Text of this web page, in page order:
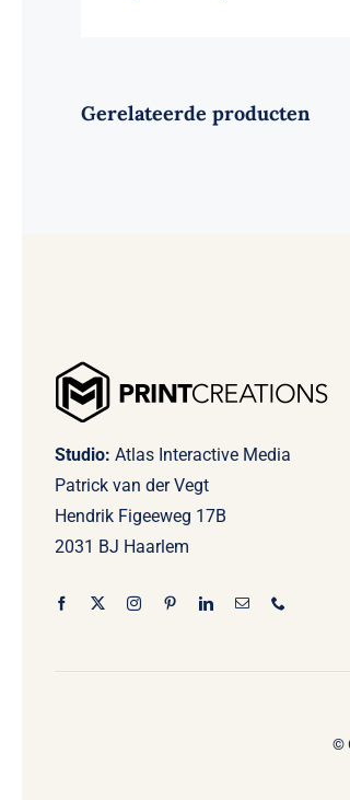
Gerelateerde producten
Studio: Atlas Interactive Media
Patrick van der Vegt
Hendrik Figeeweg 17B
2031 BJ Haarlem
©